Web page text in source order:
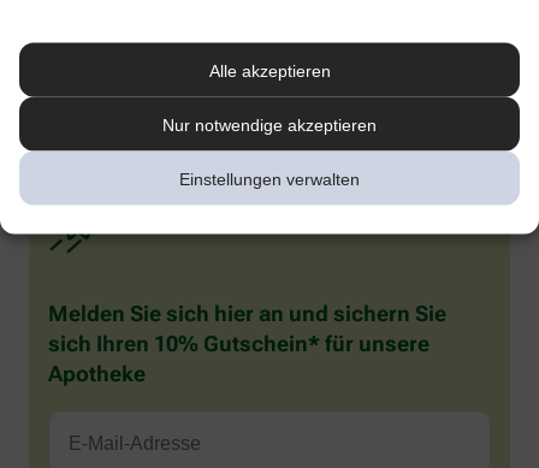
Alle akzeptieren
Nur notwendige akzeptieren
Einstellungen verwalten
Monitoring Systems – Advocacy for a New Accuracy Metric. J Diabetes Sci
Pleus S et al. J Diabetes Sci Technol 2024;18(3):644–652. doi:
10.1177/19322968221141926.
Melden Sie sich hier an und sichern Sie
sich Ihren 10% Gutschein* für unsere
Apotheke